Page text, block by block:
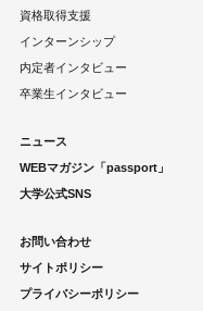
資格取得支援
インターンシップ
内定者インタビュー
卒業生インタビュー
ニュース
WEBマガジン「passport」
大学公式SNS
お問い合わせ
サイトポリシー
プライバシーポリシー